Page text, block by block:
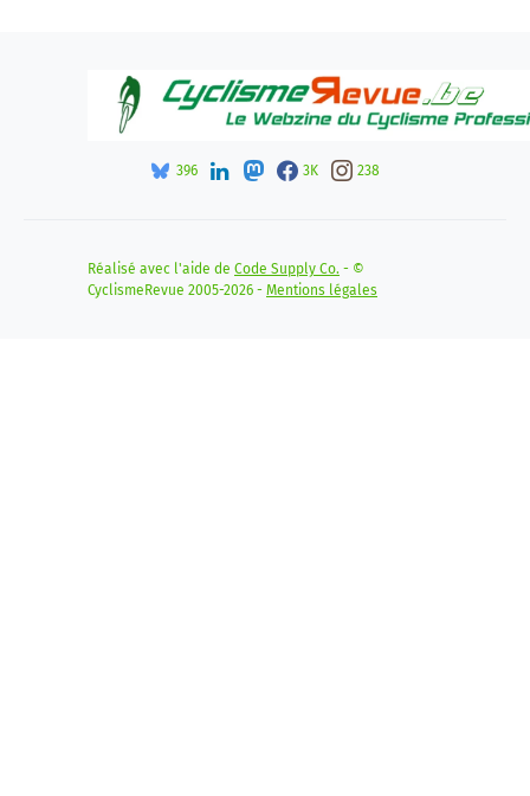
396 3K 238
Réalisé avec l'aide de Code Supply Co. - ©
CyclismeRevue 2005-2026 - Mentions légales